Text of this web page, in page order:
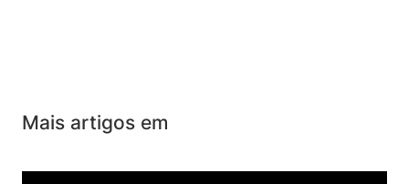
Mais artigos em